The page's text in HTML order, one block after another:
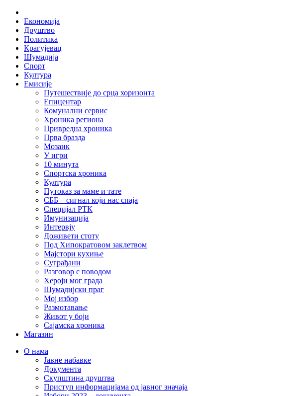
Skip
content
Економија
Друштво
Политика
Крагујевац
Шумадија
Спорт
Култура
Емисије
Путешествије до срца хоризонта
Епицентар
Комунални сервис
Хроника региона
Привредна хроника
Прва бразда
Мозаик
У игри
10 минута
Спортска хроника
Култура
Путоказ за маме и тате
СББ – сигнал који нас спаја
Специјал РТК
Имунизација
Интервју
Доживети стоту
Под Хипократовом заклетвом
Мајстори кухиње
Суграђани
Разговор с поводом
Хероји мог града
Шумадијски праг
Мој избор
Размотавање
Живот у боји
Сајамска хроника
Магазин
О нама
Јавне набавке
Документа
Скупштина друштва
Приступ информацијама од јавног значаја